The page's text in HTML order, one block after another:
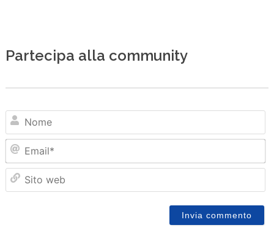
Partecipa alla community